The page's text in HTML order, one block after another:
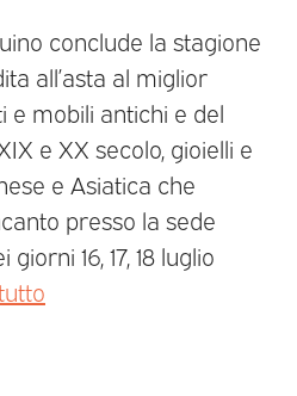
conclude la stagione
all’asta al miglior
e mobili antichi e del
e XX secolo, gioielli e
e Asiatica che
presso la sede
16, 17, 18 luglio